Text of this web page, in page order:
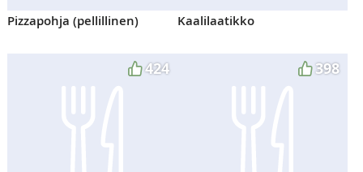
Pizzapohja (pellillinen) Kaalilaatikko
424 398